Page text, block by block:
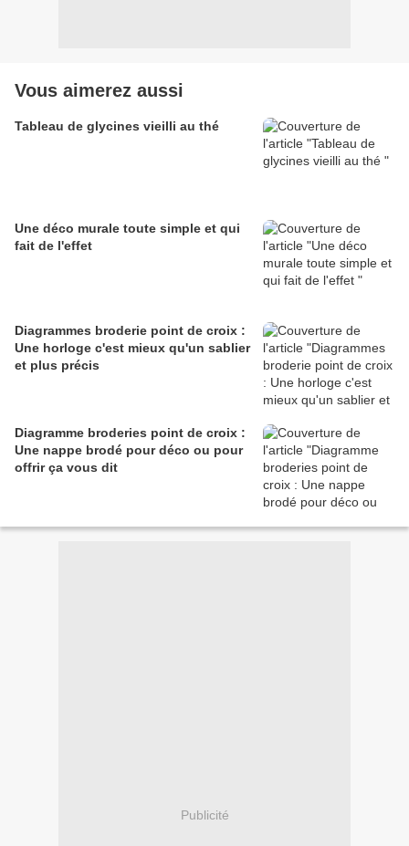
Vous aimerez aussi
Tableau de glycines vieilli au thé
Une déco murale toute simple et qui
fait de l'effet
Diagrammes broderie point de croix :
Une horloge c'est mieux qu'un sablier
et plus précis
Diagramme broderies point de croix :
Une nappe brodé pour déco ou pour
offrir ça vous dit
Publicité